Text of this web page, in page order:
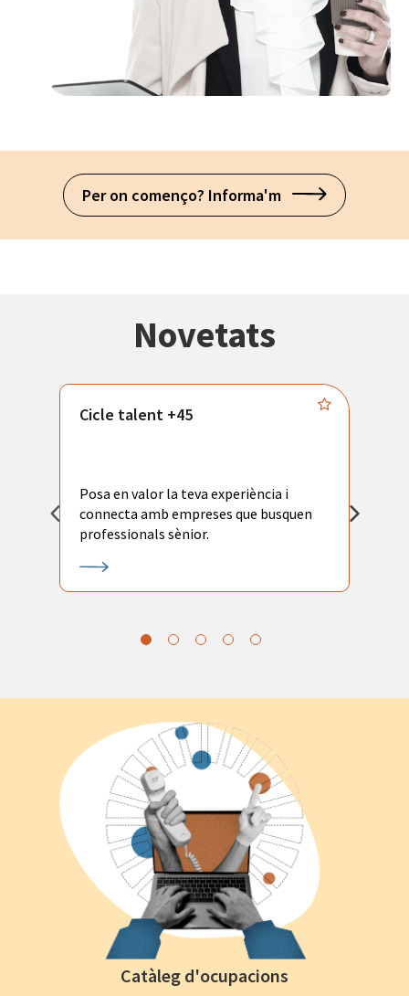
Per on començo? Informa'm
Novetats
Cicle talent +45
Posa en valor la teva experiència i
connecta amb empreses que busquen
professionals sènior.
Catàleg d'ocupacions